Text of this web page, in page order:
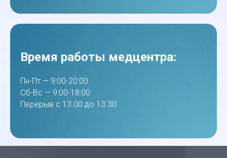
Время работы медцентра:
Пн-Пт — 9:00-20:00
Сб-Вс — 9:00-18:00
Перерыв с 13.00 до 13.30